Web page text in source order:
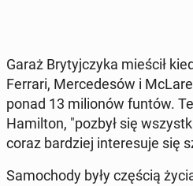
Garaż Bry­tyj­czy­ka mieścił
Ferrari, Mer­ce­de­sów i
ponad 13 mi­lio­nów funtów.
Ha­mil­ton, "pozbył się
coraz bar­dziej in­te­re­su­je się
Sa­mo­cho­dy były częścią